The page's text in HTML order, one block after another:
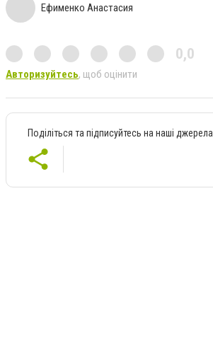
Ефименко Анастасия
0,0
Авторизуйтесь, щоб оцінити
Поділіться та підписуйтесь на наші джерела